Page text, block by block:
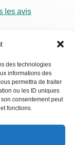
des technologies
informations des
permettra de traiter
ou les ID uniques
consentement peut
fonctions.
les avis